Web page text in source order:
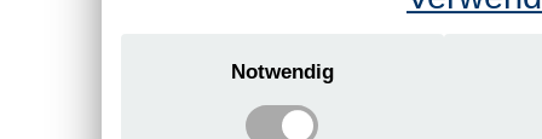
Notwendig